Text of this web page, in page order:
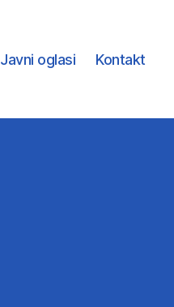
Javni oglasi Kontakt